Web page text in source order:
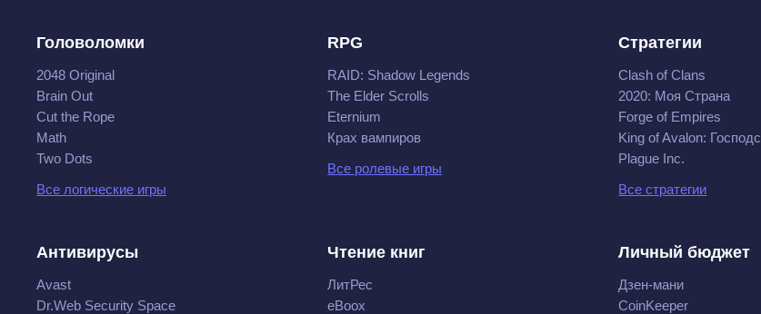
Головоломки
2048 Original
Brain Out
Cut the Rope
Math
Two Dots
Все логические игры
RPG
RAID: Shadow Legends
The Elder Scrolls
Eternium
Крах вампиров
Все ролевые игры
Стратегии
Clash of Clans
2020: Моя Cтрана
Forge of Empires
King of Avalon:
Plague Inc.
Все стратегии
Антивирусы
Avast
Dr.Web Security Space
Чтение книг
ЛитРес
eBoox
Личный бюджет
Дзен-мани
CoinKeeper